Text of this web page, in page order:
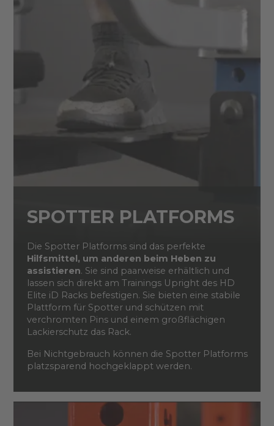
SPOTTER PLATFORMS
Die Spotter Platforms sind das perfekte
Hilfsmittel, um anderen beim Heben zu
assistieren. Sie sind paarweise erhältlich und
lassen sich direkt am Trainings Upright des HD
Elite iD Racks befestigen. Sie bieten eine stabile
Plattform für Spotter und schützen mit
verchromten Pins und einem großflächigen
Lackierschutz das Rack.
Bei Nichtgebrauch können die Spotter Platforms
platzsparend hochgeklappt werden.